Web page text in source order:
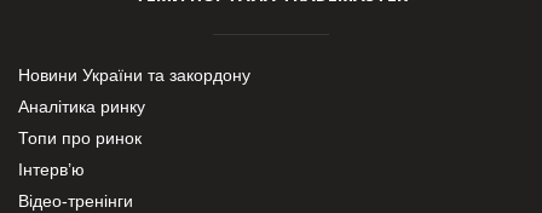
Новини України та закордону
Аналітика ринку
Топи про ринок
Інтерв’ю
Відео-тренінги